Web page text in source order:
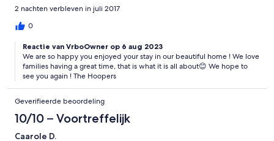
2 nachten verbleven in juli 2017
0
Reactie van VrboOwner op 6 aug 2023
We are so happy you enjoyed your stay in our beautiful home ! We love
families having a great time, that is what it is all about😊 We hope to
see you again ! The Hoopers
Geverifieerde beoordeling
10/10 – Voortreffelijk
Caarole D.